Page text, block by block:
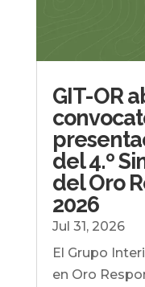
GIT-OR
del 4.º
del Oro
2026
Jul 31, 2026
El Grupo
en Oro